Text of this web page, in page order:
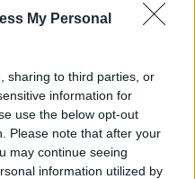
My Personal
sharing to third parties, or
information for
use the below opt-out
Please note that after your
may continue seeing
information utilized by
σε μια στενή
η καλύτερη δυνατή
οι δύο άνθρωποι
πάνω από τη